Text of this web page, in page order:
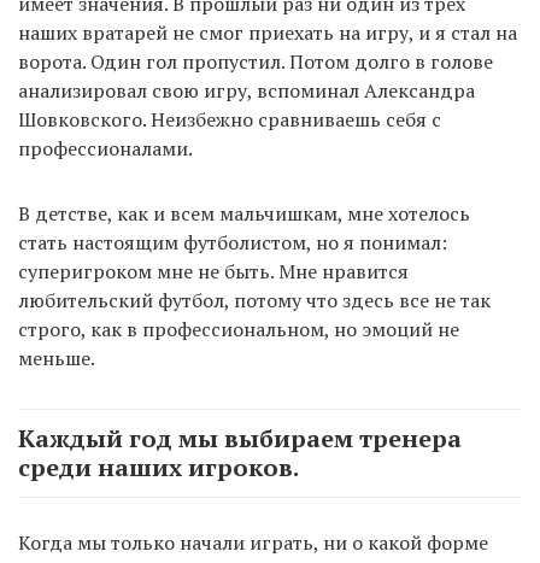
наших вратарей не смог приехать на игру, и я стал на
ворота. Один гол пропустил. Потом долго в голове
анализировал свою игру, вспоминал Александра
Шовковского. Неизбежно сравниваешь себя с
профессионалами.
В детстве, как и всем мальчишкам, мне хотелось
стать настоящим футболистом, но я понимал:
суперигроком мне не быть. Мне нравится
любительский футбол, потому что здесь все не так
строго, как в профессиональном, но эмоций не
меньше.
Каждый год мы выбираем тренера
среди наших игроков.
Когда мы только начали играть, ни о какой форме